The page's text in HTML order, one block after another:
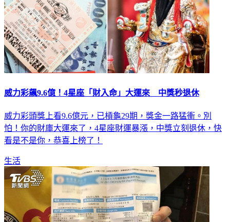
威力彩飆9.6億！4星座「財入命」大運來 中獎秒退休
威力彩頭獎上看9.6億元，已槓龜29期，獎金一路猛衝。別
怕！你的財庫大運來了，4星座財運暴漲，中獎立刻退休，快
看是不是你，恭喜上榜了！
生活